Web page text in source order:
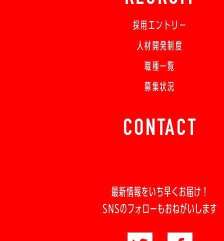
採用エントリー
人材開発制度
職種一覧
募集状況
CONTACT
最新情報をいち早くお届け！
SNSのフォローもおねがいします